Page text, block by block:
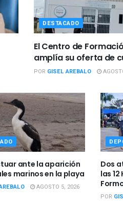
DESTACADO
El Centro de
amplía su oferta de
POR GISEL AREBALO
ante la aparición
marinos en la playa
AGOSTO 5, 2026
Dos
las
POR